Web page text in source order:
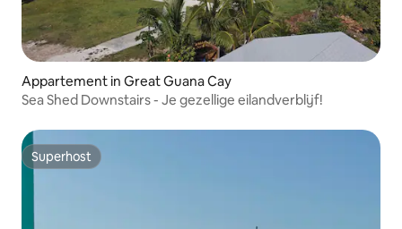
Appartement in Great Guana Cay
Sea Shed Downstairs - Je gezellige eilandverblijf!
Superhost
Superhost